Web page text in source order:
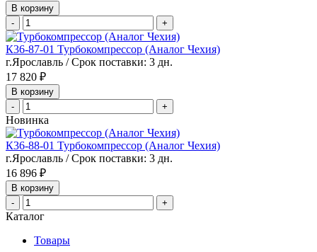
В корзину
-
+
К36-87-01 Турбокомпрессор (Аналог Чехия)
г.Ярославль / Срок поставки: 3 дн.
17 820 ₽
В корзину
-
+
Новинка
К36-88-01 Турбокомпрессор (Аналог Чехия)
г.Ярославль / Срок поставки: 3 дн.
16 896 ₽
В корзину
-
+
Каталог
Товары